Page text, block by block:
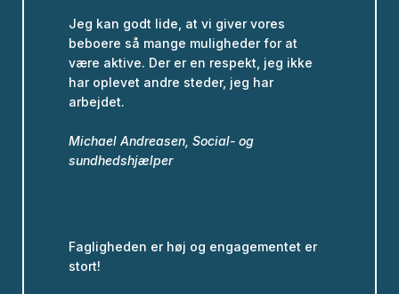
Jeg kan godt lide, at vi giver vores
beboere så mange muligheder for at
være aktive. Der er en respekt, jeg ikke
har oplevet andre steder, jeg har
arbejdet.
Michael Andreasen, Social- og
sundhedshjælper
Fagligheden er høj og engagementet er
stort!